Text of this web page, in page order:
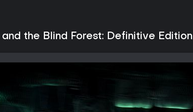
the Blind Forest: Definitive Edition